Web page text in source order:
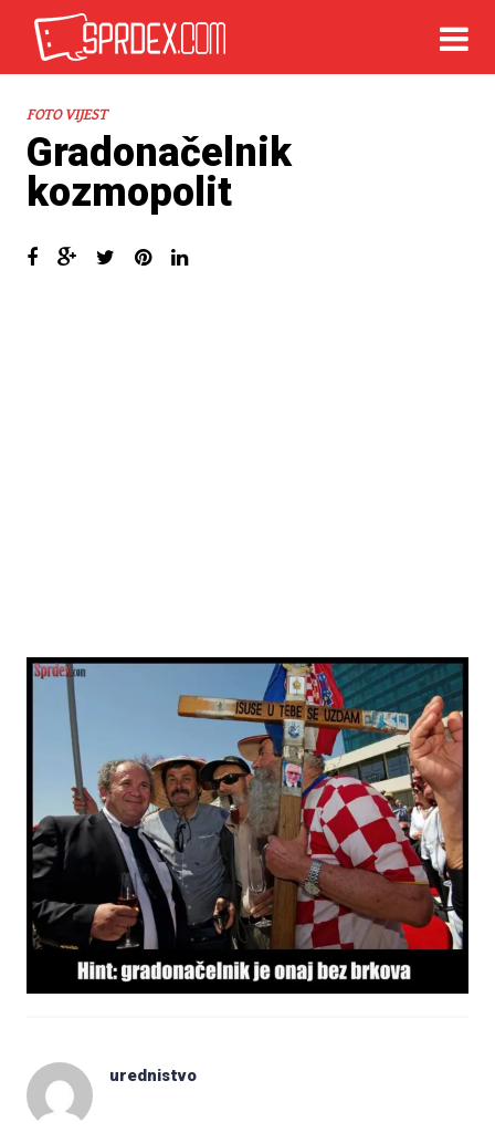
FOTO VIJEST
Gradonačelnik
kozmopolit
urednistvo